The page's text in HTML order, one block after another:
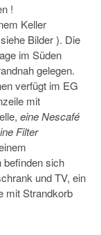
!
Keller
Bilder ). Die
im Süden
gelegen.
verfügt im EG
mit
eine Nescafé
Filter
befinden sich
und TV, ein
mit Strandkorb